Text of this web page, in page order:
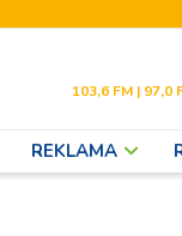
103,6 FM | 97,0
REKLAMA